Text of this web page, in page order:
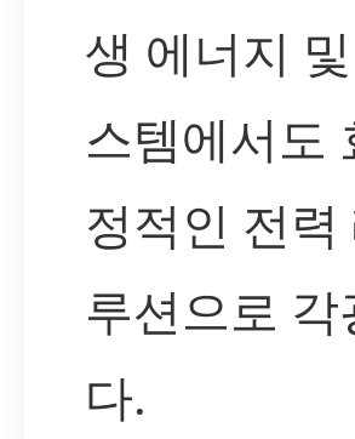
생 에너지
스템에서도
정적인 전
루션으로
다.